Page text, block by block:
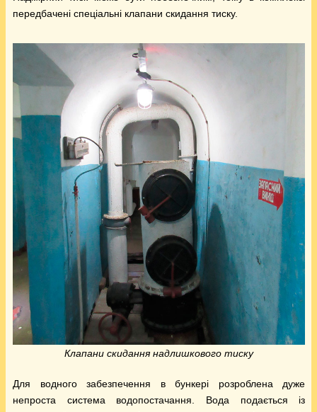
передбачені спеціальні клапани скидання тиску.
Клапани скидання надлишкового тиску
Для водного забезпечення в бункері розроблена дуже
непроста система водопостачання. Вода подається із